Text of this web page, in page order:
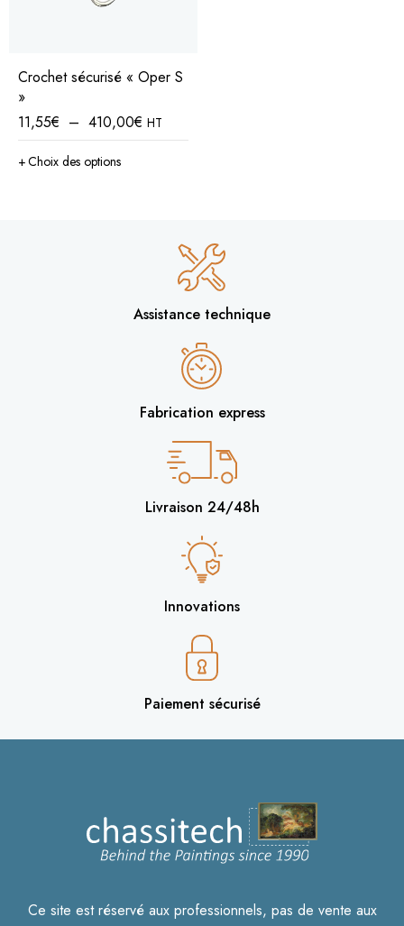
Crochet sécurisé « Oper S
»
11,55€ – 410,00€ HT
Choix des options
Assistance technique
Fabrication express
Livraison 24/48h
Innovations
Paiement sécurisé
Ce site est réservé aux professionnels, pas de vente aux